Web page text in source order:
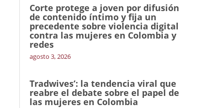
Corte protege a joven por difusión
de contenido íntimo y fija un
precedente sobre violencia digital
contra las mujeres en Colombia y
redes
agosto 3, 2026
Tradwives’: la tendencia viral que
reabre el debate sobre el papel de
las mujeres en Colombia